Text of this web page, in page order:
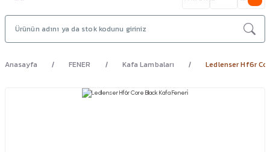
Anasayfa FENER Kafa Lambaları Ledlenser Hf6r